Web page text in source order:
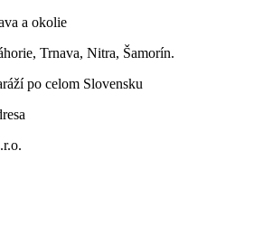
a okolie
Trnava, Nitra, Šamorín.
po celom Slovensku